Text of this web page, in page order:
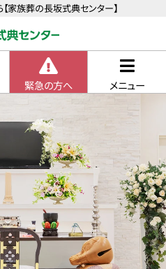
家族葬の長坂式典センター】
緊急の方へ メニュー